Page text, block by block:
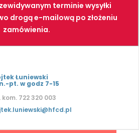
terminie wysyłki
drogą e-mailową po złożeniu
zamówienia.
Łuniewski
pt. w godz 7-15
722 320 003